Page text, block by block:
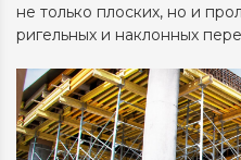
не только плоских, но и
ригельных и наклонных